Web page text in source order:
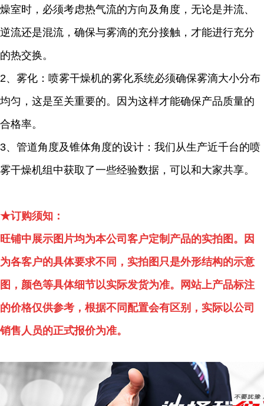
燥室时，必须考虑热气流的方向及角度，无论是并流、
逆流还是混流，确保与雾滴的充分接触，才能进行充分
的热交换。
2、雾化：喷雾干燥机的雾化系统必须确保雾滴大小分布
均匀，这是至关重要的。因为这样才能确保产品质量的
合格率。
3、管道角度及锥体角度的设计：我们从生产近千台的喷
雾干燥机组中获取了一些经验数据，可以和大家共享。
★订购须知：
旺铺中展示图片均为本公司客户定制产品的实拍图。因
为各客户的具体要求不同，实拍图只是外形结构的示意
图，颜色等具体细节以实际发货为准。网站上产品标注
的价格仅供参考，根据不同配置会有区别，实际以公司
销售人员的正式报价为准。